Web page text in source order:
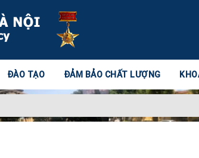
ĐÀO TẠO ĐẢM BẢO CHẤT LƯỢNG